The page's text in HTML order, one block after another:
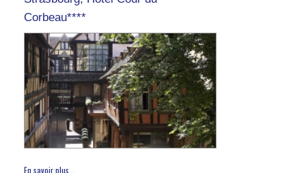
Corbeau****
En savoir plus...